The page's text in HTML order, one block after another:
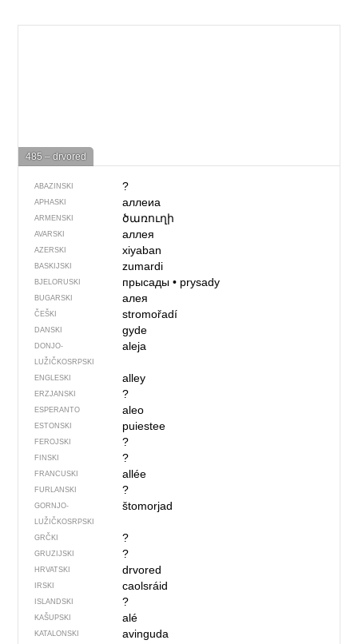
485 – drvored
ABAZINSKI ?
APHASKI аллеиа
ARMENSKI ծառուղի
AVARSKI аллея
AZERSKI xiyaban
BASKIJSKI zumardi
BJELORUSKI прысады• prysady
BUGARSKI алея
ČEŠKI stromořadí
DANSKI gyde
DONJO­
LUŽIČKOSRPSKI
aleja
ENGLESKI alley
ERZJANSKI ?
ESPERANTO aleo
ESTONSKI puiestee
FEROJSKI ?
FINSKI ?
FRANCUSKI allée
FURLANSKI ?
GORNJO­
LUŽIČKOSRPSKI
štomorjad
GRČKI ?
GRUZIJSKI ?
HRVATSKI drvored
IRSKI caolsráid
ISLANDSKI ?
KAŠUPSKI alé
KATALONSKI
avinguda